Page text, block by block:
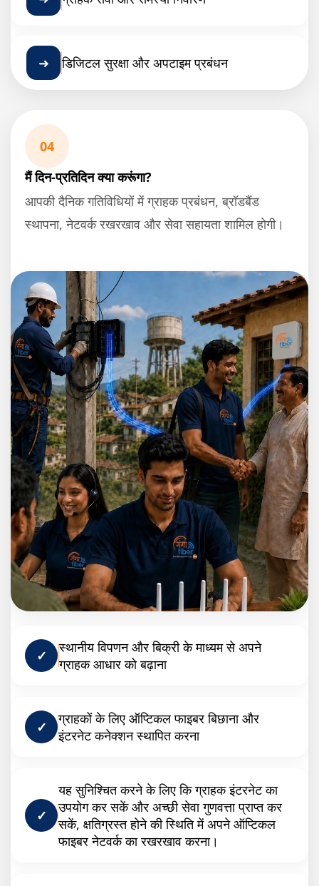
➜ डिजिटल सुरक्षा और अपटाइम प्रबंधन
04
मैं दिन-प्रतिदिन क्या करूंगा?
आपकी दैनिक गतिविधियों में ग्राहक प्रबंधन, ब्रॉडबैंड
स्थापना, नेटवर्क रखरखाव और सेवा सहायता शामिल होगी।
✓
स्थानीय विपणन और बिक्री के माध्यम से अपने
ग्राहक आधार को बढ़ाना
✓
ग्राहकों के लिए ऑप्टिकल फाइबर बिछाना और
इंटरनेट कनेक्शन स्थापित करना
✓
यह सुनिश्चित करने के लिए कि ग्राहक इंटरनेट का
उपयोग कर सकें और अच्छी सेवा गुणवत्ता प्राप्त कर
सकें, क्षतिग्रस्त होने की स्थिति में अपने ऑप्टिकल
फाइबर नेटवर्क का रखरखाव करना।